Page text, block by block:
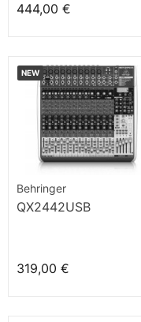
444,00 €
NEW
Behringer
QX2442USB
319,00 €